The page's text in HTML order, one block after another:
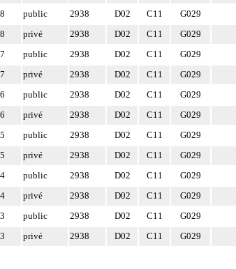
public 2938 D02 C11 G029
privé 2938 D02 C11 G029
public 2938 D02 C11 G029
privé 2938 D02 C11 G029
public 2938 D02 C11 G029
privé 2938 D02 C11 G029
public 2938 D02 C11 G029
privé 2938 D02 C11 G029
public 2938 D02 C11 G029
privé 2938 D02 C11 G029
public 2938 D02 C11 G029
privé 2938 D02 C11 G029